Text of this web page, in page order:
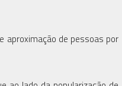
aproximação de pessoas por